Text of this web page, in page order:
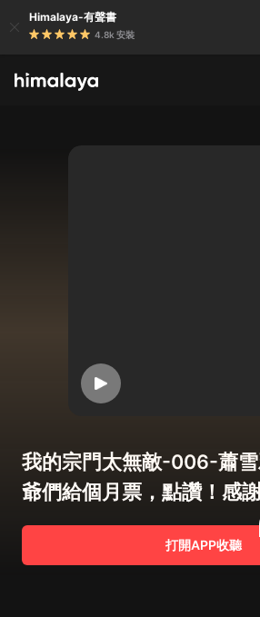
Himalaya-有聲書
4.8k 安裝
我的宗門太無敵-006-蕭
爺們給個月票，點讚！感謝
打開APP收聽